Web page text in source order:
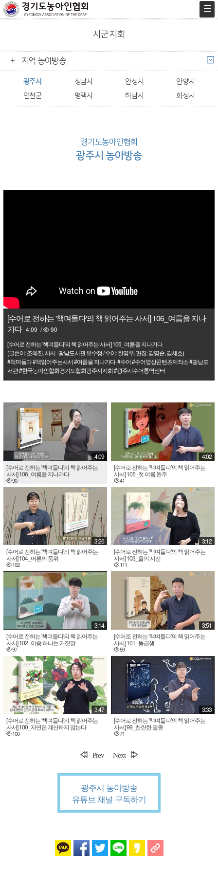
시군지회
지역 농아방송
광주시 성남시 안성시
안양시
연천군
평택시 하남시 화성시
경기도농아인협회
광주시 농아방송
[수어로 전하는 '책며들다'의 책 읽어주는 사서] 106_여름을 지나
가다 4:09 /
90
[수어로 전하는 '책며들다'의 책 읽어주는 사서] 106_여름을 지나가다
(글쓴이: 조혜진, 사서 : 광남도서관 유수정 / 수어: 한영우, 편집: 김명순, 김세호)
#책며들다 #책읽어주는사서 #여름을 지나가다  #수어 #수어영상콘텐츠제작소 #광남도
서관 #한국농아인협회경기도협회광주시지회 #광주시수어통역센터
4:09
[수어로 전하는 '책며들다'의 책 읽어주는
사서] 106_여름을 지나가다
90
4:02
[수어로 전하는 '책며들다'의 책 읽어주는
사서] 105_첫 여름 완주
41
3:26
[수어로 전하는 '책며들다'의 책 읽어주는
사서] 104_어른의 품위
102
3:12
[수어로 전하는 '책며들다'의 책 읽어주는
사서] 103_율의 시선
111
3:14
[수어로 전하는 '책며들다'의 책 읽어주는
사서] 102_이중 하나는 거짓말
97
3:51
[수어로 전하는 '책며들다'의 책 읽어주는
사서] 101_동급생
59
3:47
[수어로 전하는 '책며들다'의 책 읽어주는
사서] 100_자연은 계산하지 않는다
100
3:33
[수어로 전하는 '책며들다'의 책 읽어주는
사서] 99_찬란한 멸종
71
Prev Next
광주시 농아방송
유튜브 채널 구독하기